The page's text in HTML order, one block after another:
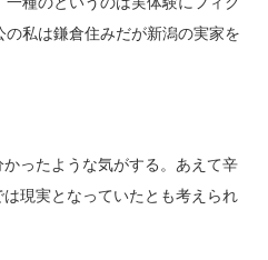
私は鎌倉住みだが新潟の実家を
ったような気がする。あえて辛
現実となっていたとも考えられ